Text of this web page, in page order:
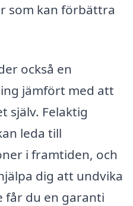
som kan förbättra
också en
jämfört med att
själv. Felaktig
leda till
i framtiden, och
dig att undvika
får du en garanti